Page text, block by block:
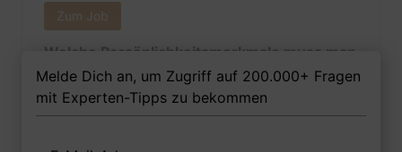
Zum Job
Welche Persönlichkeitsmerkmale muss man
als Grafikdesignerin Ihrer Meinung nach
besitzen, um in dem Job erfolgreich zu
sein?
Melde Dich an, um Zugriff auf 200.000+ Fragen
mit Experten-Tipps zu bekommen